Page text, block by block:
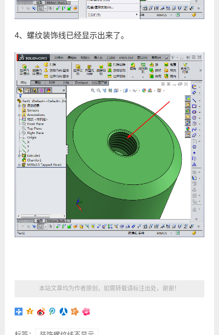
4、螺纹装饰线已经显示出来了。
本站文章均为作者原创，如需转载请标注出处，谢谢！